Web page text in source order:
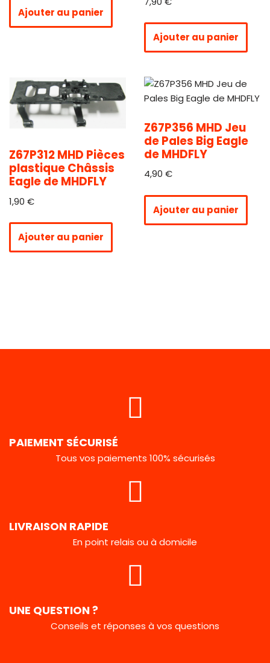
Ajouter au panier
Ajouter au panier
Z67P312 MHD Pièces
plastique Châssis
Eagle de MHDFLY
1,90 €
Ajouter au panier
Z67P356 MHD Jeu
de Pales Big Eagle
de MHDFLY
4,90 €
Ajouter au panier
PAIEMENT SÉCURISÉ
Tous vos paiements 100% sécurisés
LIVRAISON RAPIDE
En point relais ou à domicile
UNE QUESTION ?
Conseils et réponses à vos questions